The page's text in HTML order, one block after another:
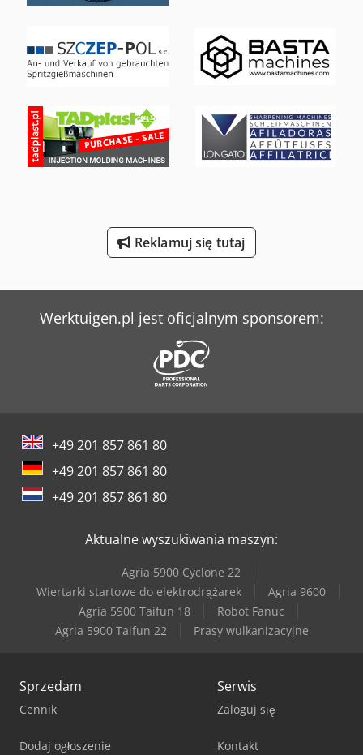
Tec Freetec
Werner & Pfleiderer Kontenery
Werner & Pfleiderer Maszyny Do Podziału Ciasta I Do Efektów
Reklamuj się tutaj
Werktuigen.pl jest oficjalnym sponsorem:
+49 201 857 861 80
+49 201 857 861 80
+49 201 857 861 80
Aktualne wyszukiwania maszyn:
Agria 5900 Cyclone 22
Wiertarki startowe do elektrodrążarek
Agria 9600
Agria 5900 Taifun 18
Robot Fanuc
Agria 5900 Taifun 22
Prasy wulkanizacyjne
Sprzedam
Cennik
Dodaj ogłoszenie
Serwis
Zaloguj się
Kontakt